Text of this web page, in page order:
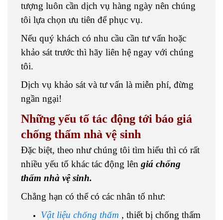
tượng luôn cần dịch vụ hàng ngày nên chúng
tôi lựa chọn ưu tiên để phục vụ.
Nếu quý khách có nhu cầu cần tư vấn hoặc
khảo sát trước thì hãy liên hệ ngay với chúng
tôi.
Dịch vụ khảo sát và tư vấn là miễn phí, đừng
ngần ngại!
Những yếu tố tác động tới báo giá
chống thấm nhà vệ sinh
Đặc biệt, theo như chúng tôi tìm hiểu thì có rất
nhiều yếu tố khác tác động lên giá chống
thấm nhà vệ sinh.
Chẳng hạn có thể có các nhân tố như:
Vật liệu chống thấm , thiết bị chống thấm